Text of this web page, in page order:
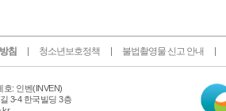
침 청소년보호정책 불법촬영물 신고 안내
호: 인벤 (INVEN)
3-4 한국빌딩 3층
터